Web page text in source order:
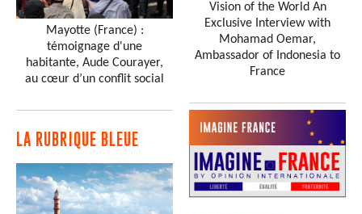
Mayotte (France) :
témoignage d'une
habitante, Aude Courayer,
au cœur d’un conflit social
LA RUBRIQUE BLEUE
Vision of the World An
Exclusive Interview with
Mohamad Oemar,
Ambassador of Indonesia to
France